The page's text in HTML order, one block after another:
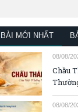
BÀI MỚI NHẤT
08/08/
Chầu
08/08/